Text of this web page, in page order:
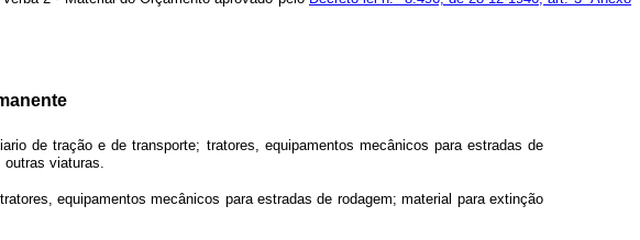
de tração e de transporte; tratores, equipamentos mecânicos para estradas de
viaturas.
equipamentos mecânicos para estradas de rodagem; material para extinção